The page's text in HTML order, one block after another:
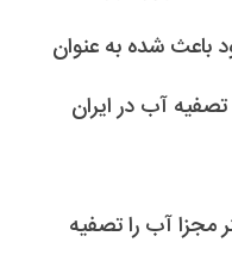
باعث شده به عنوان
آب در ایران
در ۷ مرحله و با ۷ فیلتر مجزا آب را تصفیه